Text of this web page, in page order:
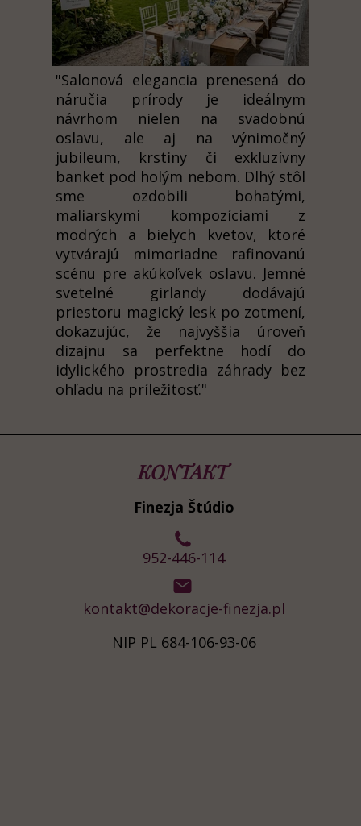
"Salonová elegancia prenesená do
náručia prírody je ideálnym
návrhom nielen na svadobnú
oslavu, ale aj na výnimočný
jubileum, krstiny či exkluzívny
banket pod holým nebom. Dlhý stôl
sme ozdobili bohatými,
maliarskymi kompozíciami z
modrých a bielych kvetov, ktoré
vytvárajú mimoriadne rafinovanú
scénu pre akúkoľvek oslavu. Jemné
svetelné girlandy dodávajú
priestoru magický lesk po zotmení,
dokazujúc, že najvyššia úroveň
dizajnu sa perfektne hodí do
idylického prostredia záhrady bez
ohľadu na príležitosť."
KONTAKT
Finezja Štúdio
952-446-114
kontakt@dekoracje-finezja.pl
NIP PL 684-106-93-06